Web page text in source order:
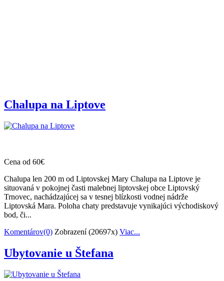
Chalupa na Liptove
Cena od 60€
Chalupa len 200 m od Liptovskej Mary Chalupa na Liptove je
situovaná v pokojnej časti malebnej liptovskej obce Liptovský
Trnovec, nachádzajúcej sa v tesnej blízkosti vodnej nádrže
Liptovská Mara. Poloha chaty predstavuje vynikajúci východiskový
bod, či...
Komentárov(0) Zobrazení (20697x) Viac...
Ubytovanie u Štefana